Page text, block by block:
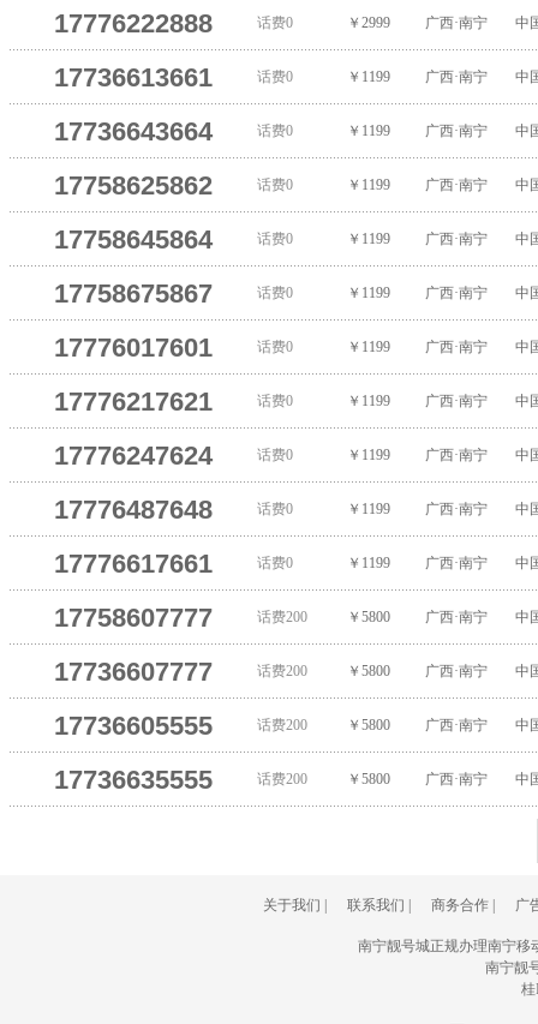
17776222888 话费0 ￥2999 广西·南宁 中
17736613661 话费0 ￥1199 广西·南宁 中
17736643664 话费0 ￥1199 广西·南宁 中
17758625862 话费0 ￥1199 广西·南宁 中
17758645864 话费0 ￥1199 广西·南宁 中
17758675867 话费0 ￥1199 广西·南宁 中
17776017601 话费0 ￥1199 广西·南宁 中
17776217621 话费0 ￥1199 广西·南宁 中
17776247624 话费0 ￥1199 广西·南宁 中
17776487648 话费0 ￥1199 广西·南宁 中
17776617661 话费0 ￥1199 广西·南宁 中
17758607777 话费200 ￥5800 广西·南宁 中
17736607777 话费200 ￥5800 广西·南宁 中
17736605555 话费200 ￥5800 广西·南宁 中
17736635555 话费200 ￥5800 广西·南宁 中
关于我们 联系我们 商务合作| 广
南宁靓号城正规办理南宁移
南宁靓
桂